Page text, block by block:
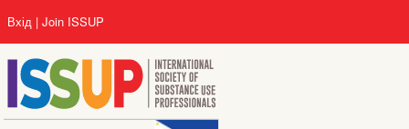
до
основного
вмісту
User
account
menu
Вхід Join ISSUP